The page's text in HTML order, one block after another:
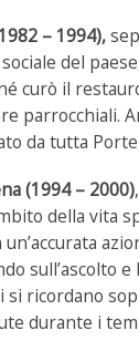
– 1994),
del
curò il
parrocchiali.
da tutta
(1994 – 2000)
della vita
sull’ascolto
si ricordano
durante i